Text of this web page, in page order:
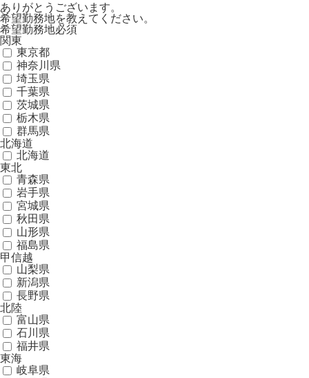
ありがとうございます。
希望勤務地を教えてください。
希望勤務地必須
関東
東京都
神奈川県
埼玉県
千葉県
茨城県
栃木県
群馬県
北海道
北海道
東北
青森県
岩手県
宮城県
秋田県
山形県
福島県
甲信越
山梨県
新潟県
長野県
北陸
富山県
石川県
福井県
東海
岐阜県